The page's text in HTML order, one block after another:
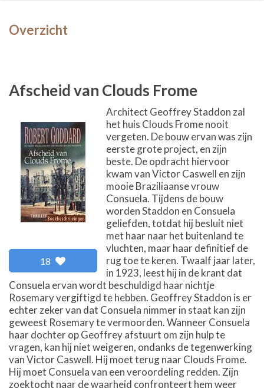
Overzicht
Afscheid van Clouds Frome
18
Architect Geoffrey Staddon zal
het huis Clouds Frome nooit
vergeten. De bouw ervan was zijn
eerste grote project, en zijn
beste. De opdracht hiervoor
kwam van Victor Caswell en zijn
mooie Braziliaanse vrouw
Consuela. Tijdens de bouw
worden Staddon en Consuela
geliefden, totdat hij besluit niet
met haar naar het buitenland te
vluchten, maar haar definitief de
rug toe te keren. Twaalf jaar later,
in 1923, leest hij in de krant dat
Consuela ervan wordt beschuldigd haar nichtje
Rosemary vergiftigd te hebben. Geoffrey Staddon is er
echter zeker van dat Consuela nimmer in staat kan zijn
geweest Rosemary te vermoorden. Wanneer Consuela
haar dochter op Geoffrey afstuurt om zijn hulp te
vragen, kan hij niet weigeren, ondanks de tegenwerking
van Victor Caswell. Hij moet terug naar Clouds Frome.
Hij moet Consuela van een veroordeling redden. Zijn
zoektocht naar de waarheid confronteert hem weer